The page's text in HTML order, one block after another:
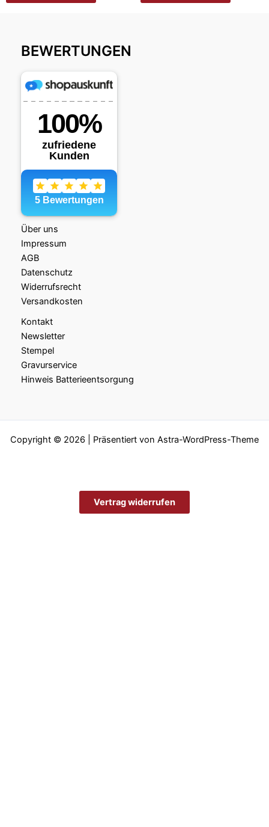
BEWERTUNGEN
Über uns
Impressum
AGB
Datenschutz
Widerrufsrecht
Versandkosten
Kontakt
Newsletter
Stempel
Gravurservice
Hinweis Batterieentsorgung
Copyright © 2026 | Präsentiert von Astra-WordPress-Theme
Vertrag widerrufen